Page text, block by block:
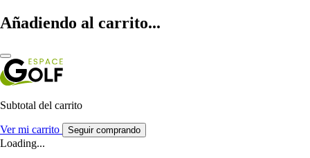
Añadiendo al carrito...
Subtotal del carrito
Ver mi carrito Seguir comprando
Loading...